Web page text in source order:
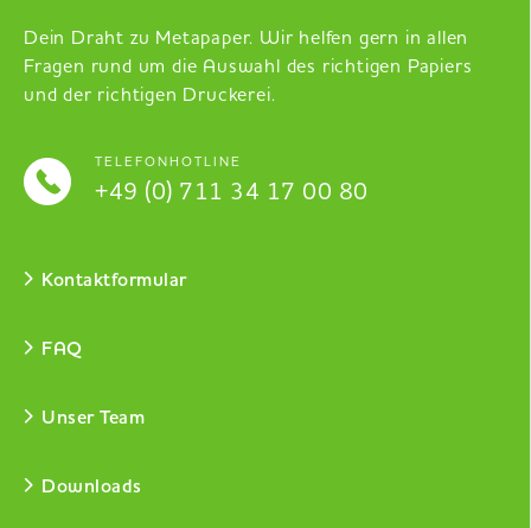
Dein Draht zu Metapaper. Wir helfen gern in allen
Fragen rund um die Auswahl des richtigen Papiers
und der richtigen Druckerei.
TELEFONHOTLINE
+49 (0) 711 34 17 00 80
Kontaktformular
FAQ
Unser Team
Downloads